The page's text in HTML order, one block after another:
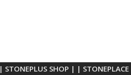
| STONEPLUS SHOP | | STONEPLACE